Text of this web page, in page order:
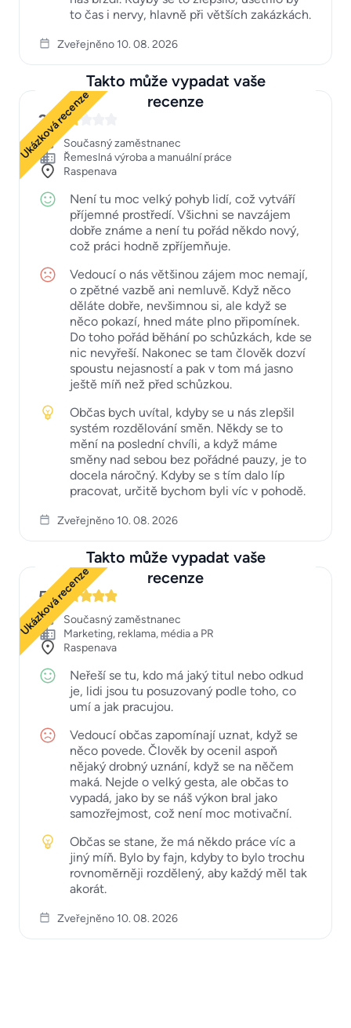
to čas i nervy, hlavně při větších zakázkách.
Zveřejněno 10. 08. 2026
Takto může vypadat vaše
recenze
Ukázková recenze
2
Současný zaměstnanec
Řemeslná výroba a manuální práce
Raspenava
Není tu moc velký pohyb lidí, což vytváří
příjemné prostředí. Všichni se navzájem
dobře známe a není tu pořád někdo nový,
což práci hodně zpříjemňuje.
Vedoucí o nás většinou zájem moc nemají,
o zpětné vazbě ani nemluvě. Když něco
děláte dobře, nevšimnou si, ale když se
něco pokazí, hned máte plno připomínek.
Do toho pořád běhání po schůzkách, kde se
nic nevyřeší. Nakonec se tam člověk dozví
spoustu nejasností a pak v tom má jasno
ještě míň než před schůzkou.
Občas bych uvítal, kdyby se u nás zlepšil
systém rozdělování směn. Někdy se to
mění na poslední chvíli, a když máme
směny nad sebou bez pořádné pauzy, je to
docela náročný. Kdyby se s tím dalo líp
pracovat, určitě bychom byli víc v pohodě.
Zveřejněno 10. 08. 2026
Takto může vypadat vaše
recenze
Ukázková recenze
5
Současný zaměstnanec
Marketing, reklama, média a PR
Raspenava
Neřeší se tu, kdo má jaký titul nebo odkud
je, lidi jsou tu posuzovaný podle toho, co
umí a jak pracujou.
Vedoucí občas zapomínají uznat, když se
něco povede. Člověk by ocenil aspoň
nějaký drobný uznání, když se na něčem
maká. Nejde o velký gesta, ale občas to
vypadá, jako by se náš výkon bral jako
samozřejmost, což není moc motivační.
Občas se stane, že má někdo práce víc a
jiný míň. Bylo by fajn, kdyby to bylo trochu
rovnoměrněji rozdělený, aby každý měl tak
akorát.
Zveřejněno 10. 08. 2026